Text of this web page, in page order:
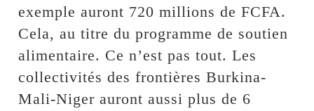
exemple auront 720 millions de FCFA.
Cela, au titre du programme de soutien
alimentaire. Ce n’est pas tout. Les
collectivités des frontières Burkina-
Mali-Niger auront aussi plus de 6